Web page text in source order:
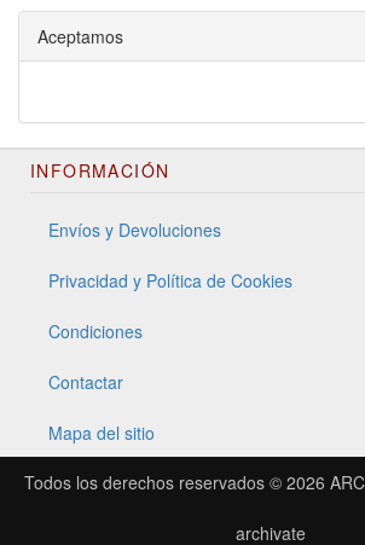
Aceptamos
INFORMACIÓN
Envíos y Devoluciones
Privacidad y Política de Cookies
Condiciones
Contactar
Mapa del sitio
Todos los derechos reservados © 2026
archivate